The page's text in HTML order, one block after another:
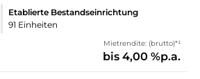
Etablierte Bestandseinrichtung
91 Einheiten
Mietrendite: (brutto)*¹
bis 4,00 %p.a.